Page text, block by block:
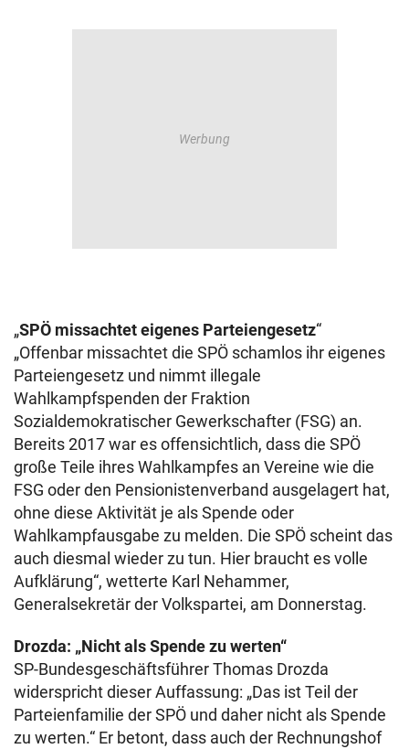
„SPÖ missachtet eigenes Parteiengesetz“
„Offenbar missachtet die SPÖ schamlos ihr eigenes
Parteiengesetz und nimmt illegale
Wahlkampfspenden der Fraktion
Sozialdemokratischer Gewerkschafter (FSG) an.
Bereits 2017 war es offensichtlich, dass die SPÖ
große Teile ihres Wahlkampfes an Vereine wie die
FSG oder den Pensionistenverband ausgelagert hat,
ohne diese Aktivität je als Spende oder
Wahlkampfausgabe zu melden. Die SPÖ scheint das
auch diesmal wieder zu tun. Hier braucht es volle
Aufklärung“, wetterte Karl Nehammer,
Generalsekretär der Volkspartei, am Donnerstag.
Drozda: „Nicht als Spende zu werten“
SP-Bundesgeschäftsführer Thomas Drozda
widerspricht dieser Auffassung: „Das ist Teil der
Parteienfamilie der SPÖ und daher nicht als Spende
zu werten.“ Er betont, dass auch der Rechnungshof